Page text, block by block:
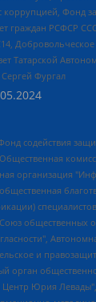
Фонд
РСФСР
Фургал
Роман Сергеевич, Гликин Максим Александрович, Железнова Мария Михайловна, Лукьянова Юлия Сергеевна, Маетная Елизавета Витальевна, Маняхин Петр Борисович, Чуракова Ольга Владимировна, Ярош Юлия Петровна, Юридическое лицо "The Insider SIA", зарегистрированное в Риге, Латвийская Республика (дата регистрации 26.06.2015), являющееся администратором доменного имени интернет-издания "The Insider SIA", https://theins.ru, Постернак Алексей Евгеньевич, Рубин Михаил Аркадьевич, Анин Роман Александрович, Юридическое лицо Istories fonds, зарегистрированное в Латвийской Республике (регистрационный номер 50008295751, дата регистрации 24.02.2020), Великовский Дмитрий Александрович, Долинина Ирина Николаевна, Мароховская Алеся